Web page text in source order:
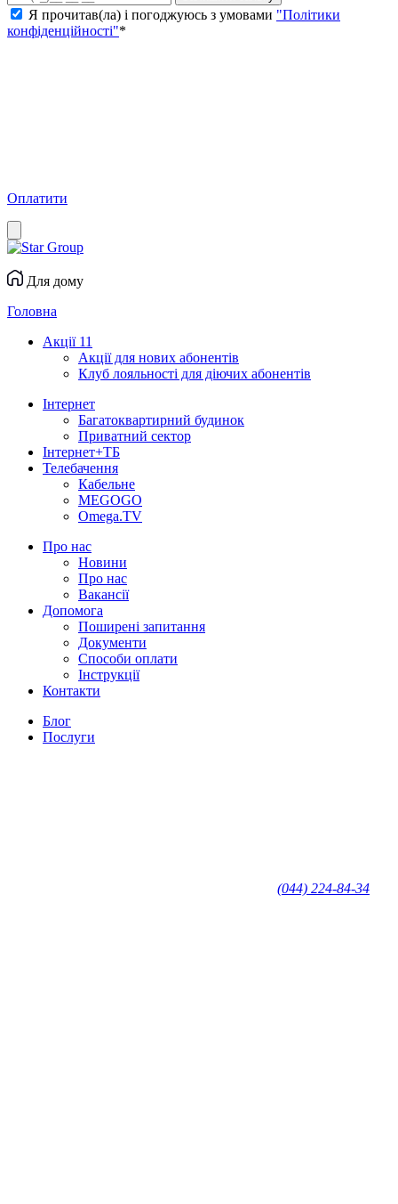
Я прочитав(ла) і погоджуюсь з умовами "Політики
конфіденційності"*
Оплатити
Для дому
Головна
Акції 11
Акції для нових абонентів
Клуб лояльності для діючих абонентів
Інтернет
Багатоквартирний будинок
Приватний сектор
Інтернет+ТБ
Телебачення
Кабельне
MEGOGO
Omega.TV
Про нас
Новини
Про нас
Вакансії
Допомога
Поширені запитання
Документи
Способи оплати
Інструкції
Контакти
Блог
Послуги
(044) 224-84-34